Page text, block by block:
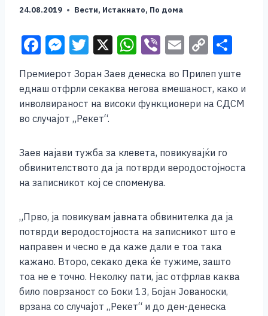
24.08.2019 Вести, Истакнато, По дома
F
c
e
b
o
k
M
ss
e
n
er
T
wi
tt
er
X W
at
s
p
Vi
er
E
m
ai
l
C
p
y
k
ar
e
Премиерот Зоран Заев денеска во Прилеп уште
еднаш отфрли секаква негова вмешаност, како и
инволвираност на високи функционери на СДСМ
во случајот „Рекет“.
Заев најави тужба за клевета, повикувајќи го
обвинителството да ја потврди веродостојноста
на записникот кој се споменува.
„Прво, ја повикувам јавната обвинителка да ја
потврди веродостојноста на записникот што е
направен и чесно е да каже дали е тоа така
кажано. Второ, секако дека ќе тужиме, зашто
тоа не е точно. Неколку пати, јас отфрлав каква
било поврзаност со Боки 13, Бојан Јованоски,
врзана со случајот „Рекет“ и до ден-денеска